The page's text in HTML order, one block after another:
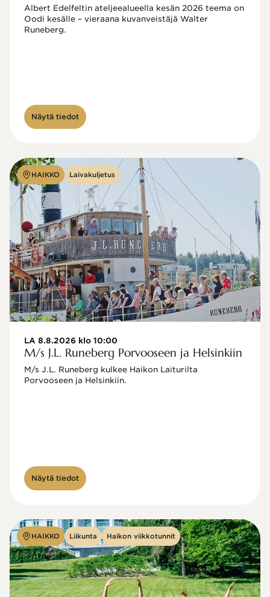
Albert Edelfeltin ateljeealueella kesän 2026 teema on
Oodi kesälle – vieraana kuvanveistäjä Walter
Näytä tiedot
HAIKKO Laivakuljetus
LA 8.8.2026 klo 10:00
M/s J.L. Runeberg Porvooseen ja Helsinkiin
M/s J.L. Runeberg kulkee Haikon Laiturilta
Porvooseen ja Helsinkiin.
Näytä tiedot
HAIKKO Liikunta Haikon viikkotunnit